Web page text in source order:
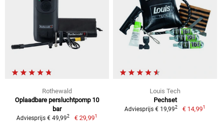
Rothewald
Oplaadbare persluchtpomp 10
bar
Adviesprijs € 49,992 € 29,991
Louis Tech
Pechset
Adviesprijs € 19,992 € 14,991